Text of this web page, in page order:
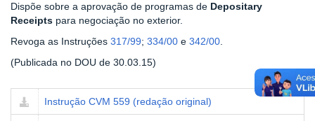
Dispõe sobre a aprovação de programas de Depositary
Receipts para negociação no exterior.
Revoga as Instruções 317/99; 334/00 e 342/00
(Publicada no DOU de 30.03.15)
Instrução CVM 559 (redação original)